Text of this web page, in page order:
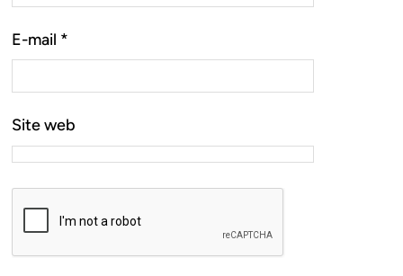
E-mail *
Site web